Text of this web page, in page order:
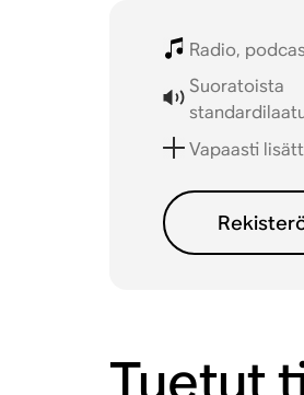
Radio,
Suoratoista
Vapaasti